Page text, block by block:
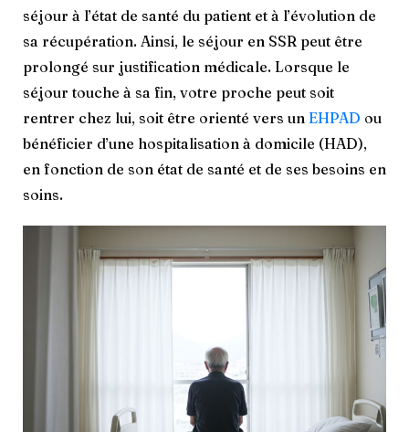
séjour à l’état de santé du patient et à l’évolution de
sa récupération. Ainsi, le séjour en SSR peut être
prolongé sur justification médicale. Lorsque le
séjour touche à sa fin, votre proche peut soit
rentrer chez lui, soit être orienté vers un EHPAD ou
bénéficier d’une hospitalisation à domicile (HAD),
en fonction de son état de santé et de ses besoins en
soins.